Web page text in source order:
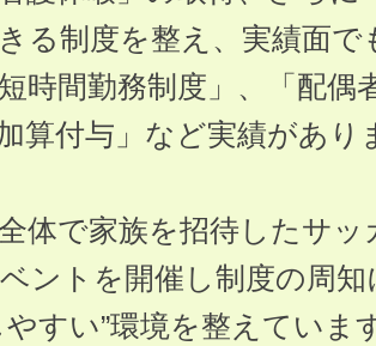
る制度を整え、実績面
時間勤務制度」、「配偶
算付与」など実績があり
体で家族を招待したサ
ントを開催し制度の周
やすい”環境を整えていま